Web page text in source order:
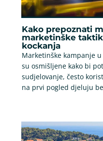
Kako prepoznati
marketinške
kockanja
Marketinške kampanje
su osmišljene kako bi
sudjelovanje, često
na prvi pogled djeluju